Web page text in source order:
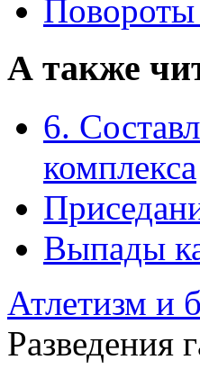
Повороты
А также
6.
комплекса
Выпады
Атлетизм и
Разведения